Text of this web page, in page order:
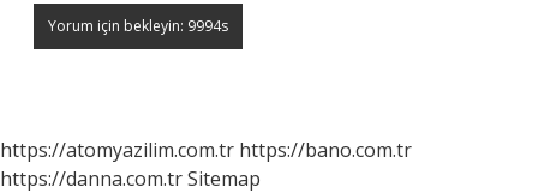
https://atomyazilim.com.tr https://bano.com.tr
https://danna.com.trSitemap